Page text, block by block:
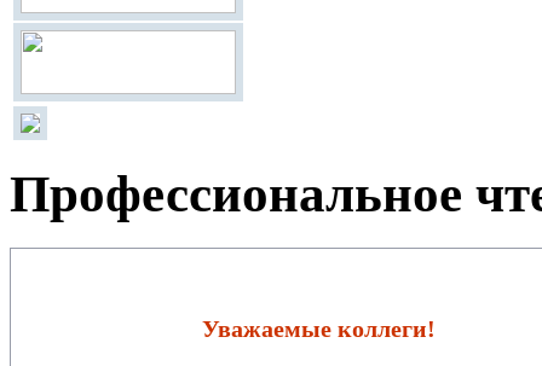
Профессиональное
Уважаемые коллеги!